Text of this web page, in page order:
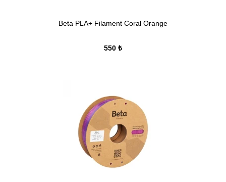
Beta PLA+ Filament Coral Orange
550 ₺